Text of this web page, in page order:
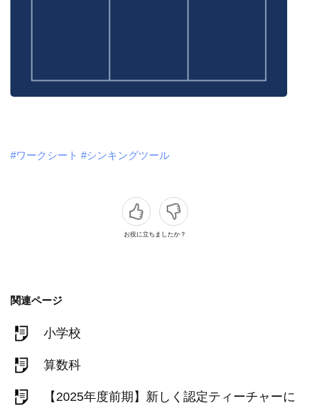
#ワークシート #シンキングツール
お役に立ちましたか？
関連ページ
小学校
算数科
【2025年度前期】新しく認定ティーチャーに